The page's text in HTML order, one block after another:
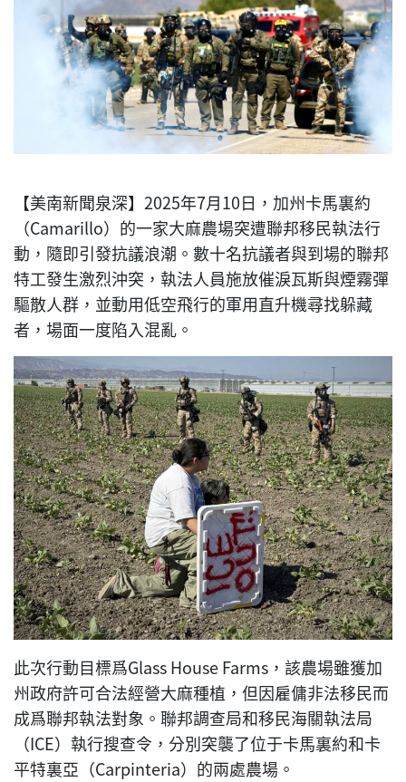
【美南新聞泉深】2025年7月10日，加州卡馬裏約
（Camarillo）的一家大麻農場突遭聯邦移民執法行
動，隨即引發抗議浪潮。數十名抗議者與到場的聯邦
特工發生激烈沖突，執法人員施放催淚瓦斯與煙霧彈
驅散人群，並動用低空飛行的軍用直升機尋找躲藏
者，場面一度陷入混亂。
此次行動目標爲Glass House Farms，該農場雖獲加
州政府許可合法經營大麻種植，但因雇傭非法移民而
成爲聯邦執法對象。聯邦調查局和移民海關執法局
（ICE）執行搜查令，分別突襲了位于卡馬裏約和卡
平特裏亞（Carpinteria）的兩處農場。